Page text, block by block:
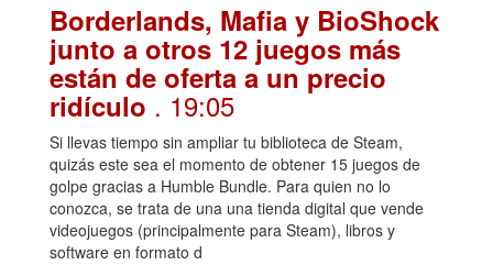
Borderlands, Mafia y BioShock
junto a otros 12 juegos más
están de oferta a un precio
ridículo . 19:05
Si llevas tiempo sin ampliar tu biblioteca de Steam,
quizás este sea el momento de obtener 15 juegos de
golpe gracias a Humble Bundle. Para quien no lo
conozca, se trata de una una tienda digital que vende
videojuegos (principalmente para Steam), libros y
software en formato d